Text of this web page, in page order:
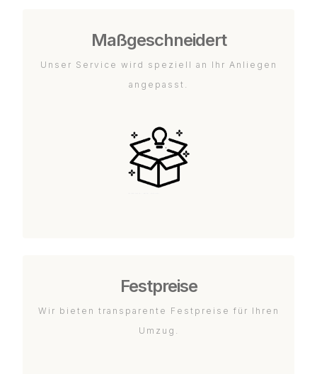
Maßgeschneidert
Unser Service wird speziell an Ihr Anliegen
angepasst.
Festpreise
Wir bieten transparente Festpreise für Ihren
Umzug.